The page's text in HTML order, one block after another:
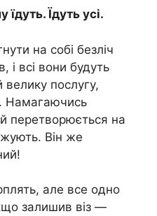
Їдуть усі.
на собі безліч
і всі вони будуть
послугу,
Намагаючись
перетворюється на
Він же
але все одно
залишив віз —